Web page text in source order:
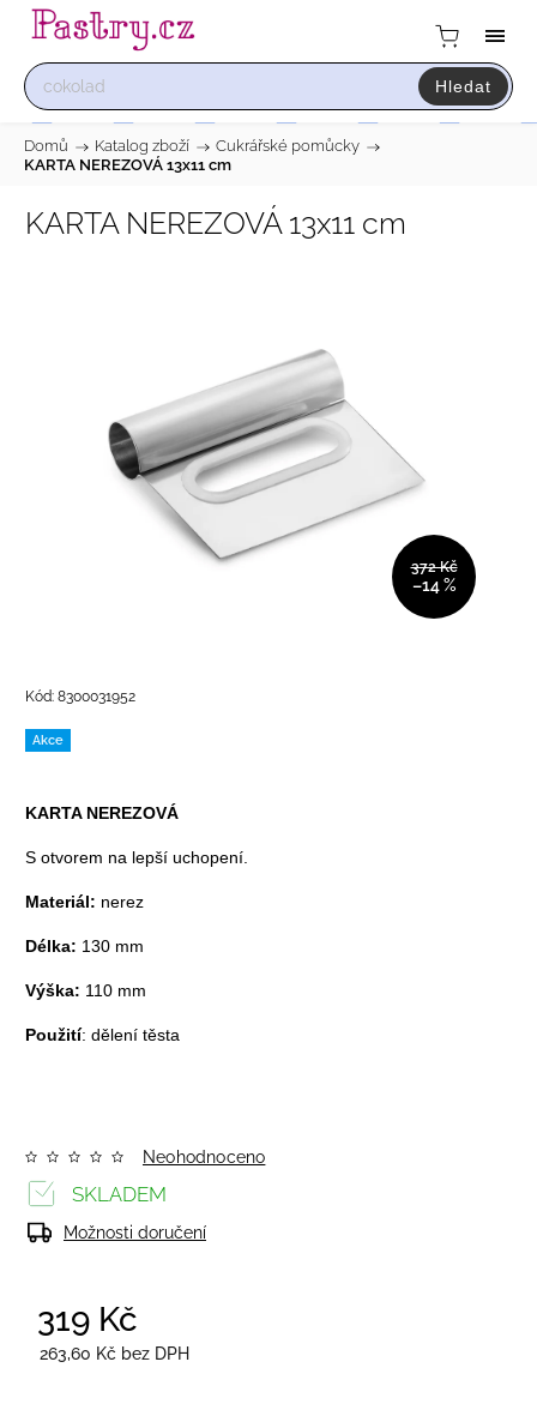
Hledat
Domů / Katalog zboží / Cukrářské pomůcky /
KARTA NEREZOVÁ 13x11 cm
KARTA NEREZOVÁ 13x11 cm
372 Kč
–14 %
Kód: 8300031952
Akce
KARTA NEREZOVÁ
S otvorem na lepší uchopení.
Materiál: nerez
Délka: 130 mm
Výška: 110 mm
Použití: dělení těsta
Neohodnoceno
319 Kč
263,60 Kč bez DPH
SKLADEM
Možnosti doručení